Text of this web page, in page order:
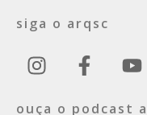
siga o arqsc
ouça o podcast